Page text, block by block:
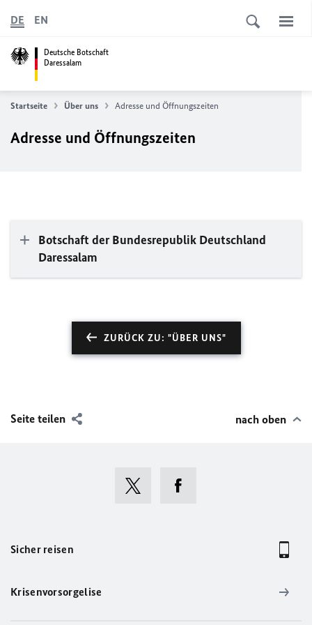
Deutsche Botschaft
Daressalam
DE EN
Startseite Über uns Adresse und Öffnungszeiten
Adresse und Öffnungszeiten
Botschaft der Bundesrepublik Deutschland
Daressalam
ZURÜCK ZU: "ÜBER UNS"
Seite teilen nach oben
Sicher reisen
Krisenvorsorgelise